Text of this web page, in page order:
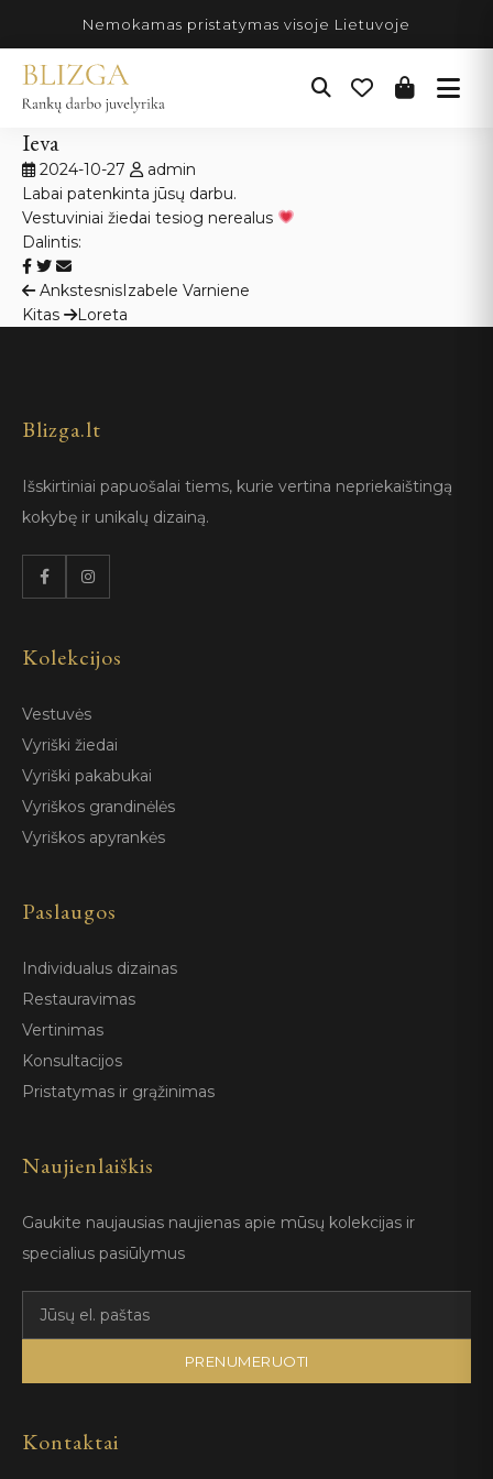
turinio
Nemokamas pristatymas visoje Lietuvoje
Ieva
2024-10-27
admin
Labai patenkinta jūsų darbu.
Vestuviniai žiedai tesiog nerealus
Dalintis:
Navigacija
tarp
AnkstesnisIzabele Varniene
Kitas
Loreta
Blizga.lt
Išskirtiniai papuošalai tiems, kurie vertina nepriekaištingą
kokybę ir unikalų dizainą.
Kolekcijos
Vestuvės
Vyriški žiedai
Vyriški pakabukai
Vyriškos grandinėlės
Vyriškos apyrankės
Paslaugos
Individualus dizainas
Restauravimas
Vertinimas
Konsultacijos
Pristatymas ir grąžinimas
Naujienlaiškis
Gaukite naujausias naujienas apie mūsų kolekcijas ir
specialius pasiūlymus
PRENUMERUOTI
Kontaktai